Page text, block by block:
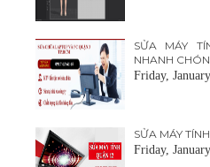
SỬA MÁY
NHANH
Friday,
SỬA MÁY
Friday,